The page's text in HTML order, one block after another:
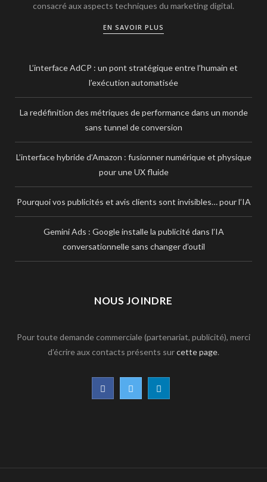
consacré aux aspects techniques du marketing digital.
EN SAVOIR PLUS
L’interface AdCP : un pont stratégique entre l’humain et
l’exécution automatisée
La redéfinition des métriques de performance dans un monde
sans tunnel de conversion
L’interface hybride d’Amazon : fusionner numérique et physique
pour une UX fluide
Pourquoi vos publicités et avis clients sont invisibles… pour l’IA
Gemini Ads : Google installe la publicité dans l’IA
conversationnelle sans changer d’outil
NOUS JOINDRE
Pour toute demande commerciale (partenariat, publicité), merci
d’écrire aux contacts présents surcette page.
F T L